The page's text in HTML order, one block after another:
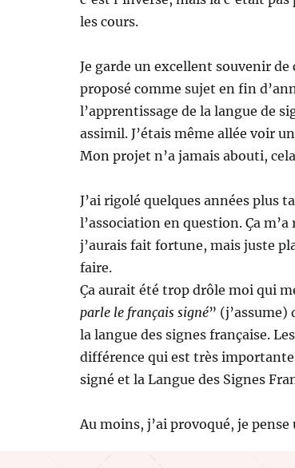
les cours.
Je garde un excellent souvenir
proposé comme sujet en fin
l’apprentissage de la langue de
assimil. J’étais même allée voir
Mon projet n’a jamais abouti,
J’ai rigolé quelques années plus
l’association en question. Ça
j’aurais fait fortune, mais juste
faire.
Ça aurait été trop drôle moi qui
parle le français signé” (j’assume)
la langue des signes française.
différence qui est très
signé et la Langue des Signes
Au moins, j’ai provoqué, je